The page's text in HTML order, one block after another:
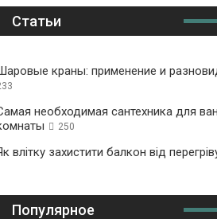
Статьи
краны: применение и
необходимая сантехника для
250
влітку захистити балкон від
Популярное